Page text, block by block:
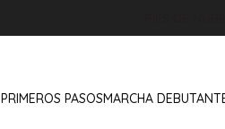
PRIMEROS PASOSMARCHA